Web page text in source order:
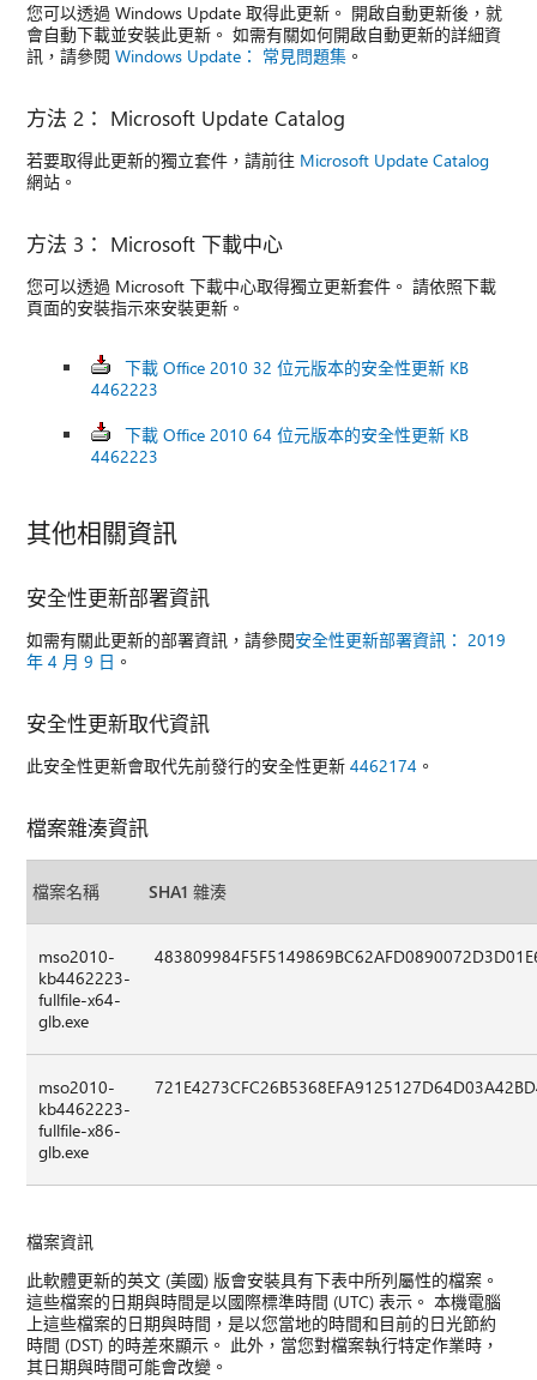
您可以透過 Windows Update 取得此更新。 開啟自動更新後，就
會自動下載並安裝此更新。 如需有關如何開啟自動更新的詳細資
訊，請參閱Windows Update： 常見問題集 。
方法 2： Microsoft Update Catalog
若要取得此更新的獨立套件，請前往 Microsoft Update Catalog
網站。
方法 3： Microsoft 下載中心
您可以透過 Microsoft 下載中心取得獨立更新套件。 請依照下載
頁面的安裝指示來安裝更新。
下載 Office 2010 32 位元版本的安全性更新 KB
4462223
下載 Office 2010 64 位元版本的安全性更新 KB
4462223
其他相關資訊
安全性更新部署資訊
如需有關此更新的部署資訊，請參閱安全性更新部署資訊： 2019
年 4 月 9 日 。
安全性更新取代資訊
此安全性更新會取代先前發行的安全性更新4462174 。
檔案雜湊資訊
檔案名稱 SHA1 雜湊
mso2010-
kb4462223-
fullfile-x64-
glb.exe
mso2010-
kb4462223-
fullfile-x86-
glb.exe
檔案資訊
此軟體更新的英文 (美國) 版會安裝具有下表中所列屬性的檔案。
這些檔案的日期與時間是以國際標準時間 (UTC) 表示。 本機電腦
上這些檔案的日期與時間，是以您當地的時間和目前的日光節約
時間 (DST) 的時差來顯示。 此外，當您對檔案執行特定作業時，
其日期與時間可能會改變。